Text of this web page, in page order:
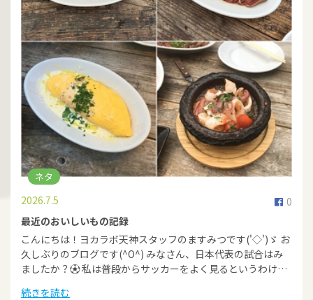
ネタ
0
2026.7.5
最近のおいしいもの記録
こんにちは！ヨカラボ天神スタッフのますみつです('◇')ゞ お
久しぶりのブログです(^O^) みなさん、日本代表の試合はみ
ましたか？⚽ 私は普段からサッカーをよく見るというわけ…
続きを読む